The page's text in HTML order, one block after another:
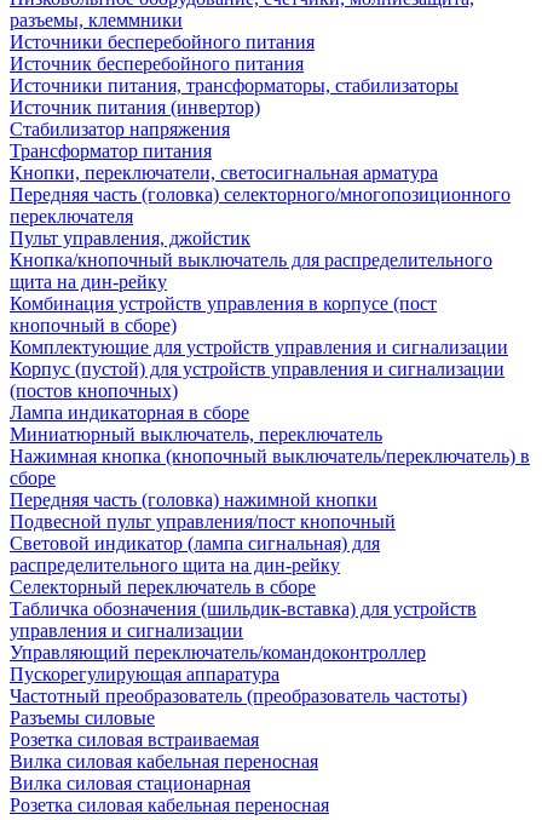
разъемы, клеммники
Источники бесперебойного питания
Источник бесперебойного питания
Источники питания, трансформаторы, стабилизаторы
Источник питания (инвертор)
Стабилизатор напряжения
Трансформатор питания
Кнопки, переключатели, светосигнальная арматура
Передняя часть (головка) селекторного/многопозиционного
переключателя
Пульт управления, джойстик
Кнопка/кнопочный выключатель для распределительного
щита на дин-рейку
Комбинация устройств управления в корпусе (пост
кнопочный в сборе)
Комплектующие для устройств управления и сигнализации
Корпус (пустой) для устройств управления и сигнализации
(постов кнопочных)
Лампа индикаторная в сборе
Миниатюрный выключатель, переключатель
Нажимная кнопка (кнопочный выключатель/переключатель) в
сборе
Передняя часть (головка) нажимной кнопки
Подвесной пульт управления/пост кнопочный
Световой индикатор (лампа сигнальная) для
распределительного щита на дин-рейку
Селекторный переключатель в сборе
Табличка обозначения (шильдик-вставка) для устройств
управления и сигнализации
Управляющий переключатель/командоконтроллер
Пускорегулирующая аппаратура
Частотный преобразователь (преобразователь частоты)
Разъемы силовые
Розетка силовая встраиваемая
Вилка силовая кабельная переносная
Вилка силовая стационарная
Розетка силовая кабельная переносная